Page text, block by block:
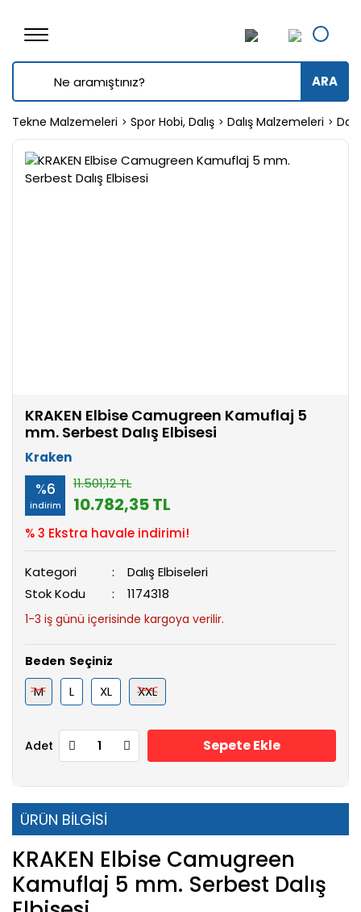
ARA
Tekne Malzemeleri Spor Hobi, Dalış Dalış Malzemeleri
KRAKEN Elbise Camugreen Kamuflaj 5
mm. Serbest Dalış Elbisesi
Kraken
%6
indirim
11.501,12 TL
10.782,35 TL
% 3 Ekstra havale indirimi!
Kategori
Dalış Elbiseleri
Stok Kodu
1174318
1-3 iş günü içerisinde kargoya verilir.
Beden
M L XL XXL
Adet Sepete Ekle
ÜRÜN BİLGİSİ
KRAKEN Elbise Camugreen
Kamuflaj 5 mm. Serbest Dalış